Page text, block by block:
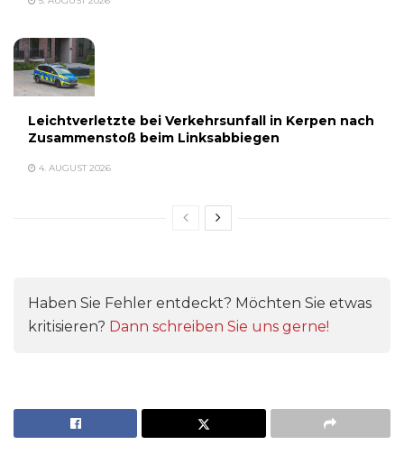
Leichtverletzte bei Verkehrsunfall in Kerpen nach
Zusammenstoß beim Linksabbiegen
4. AUGUST 2026
Haben Sie Fehler entdeckt? Möchten Sie etwas
kritisieren? Dann schreiben Sie uns gerne!